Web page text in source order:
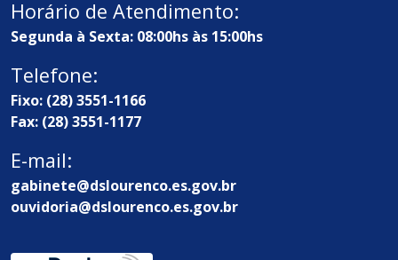
Horário de Atendimento:
Segunda à Sexta: 08:00hs às 15:00hs
Telefone:
Fixo: (28) 3551-1166
Fax: (28) 3551-1177
E-mail:
gabinete@dslourenco.es.gov.br
ouvidoria@dslourenco.es.gov.br